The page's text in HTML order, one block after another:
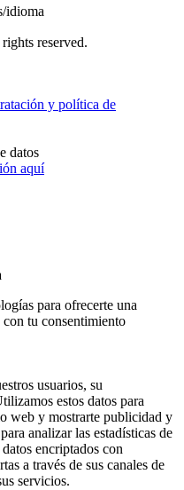
idioma
reserved.
y política de
datos
aquí
para ofrecerte una
tu consentimiento
usuarios, su
estos datos para
web y mostrarte publicidad y
analizar las estadísticas de
encriptados con
a través de sus canales de
servicios.